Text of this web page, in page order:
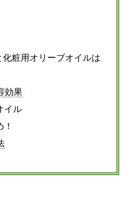
粧用オリーブオイルは
効果
イル